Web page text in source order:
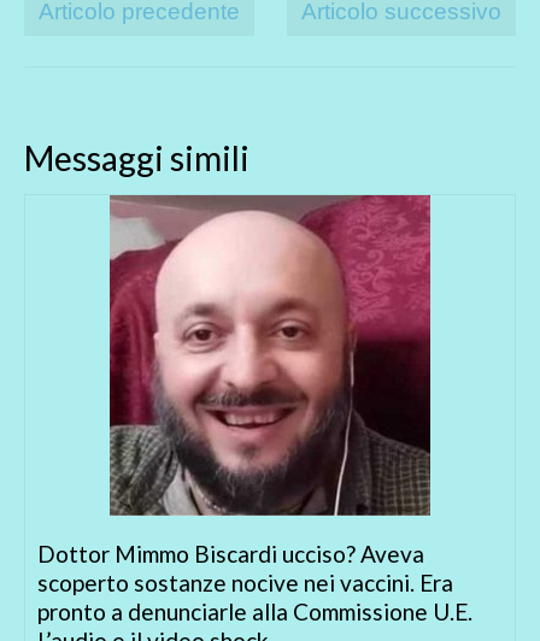
Articolo precedente Articolo successivo
Messaggi simili
Aveva
Era
U.E.
VIDEO SUPER CENSURATO
TUTTO QUELLO CHE
“ANTI-COVID”